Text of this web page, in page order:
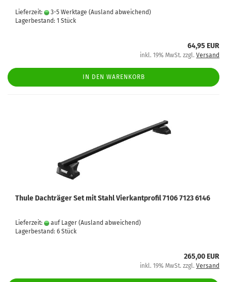
Lieferzeit: 3-5 Werktage (Ausland abweichend)
Lagerbestand: 1 Stück
64,95 EUR
inkl. 19% MwSt. zzgl. Versand
IN DEN WARENKORB
Thule Dachträger Set mit Stahl Vierkantprofil 7106 7123 6146
Lieferzeit: auf Lager (Ausland abweichend)
Lagerbestand: 6 Stück
265,00 EUR
inkl. 19% MwSt. zzgl. Versand